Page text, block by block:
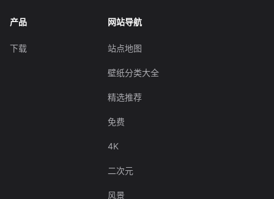
产品
下载
网站导航
站点地图
壁纸分类大全
精选推荐
免费
4K
二次元
风景